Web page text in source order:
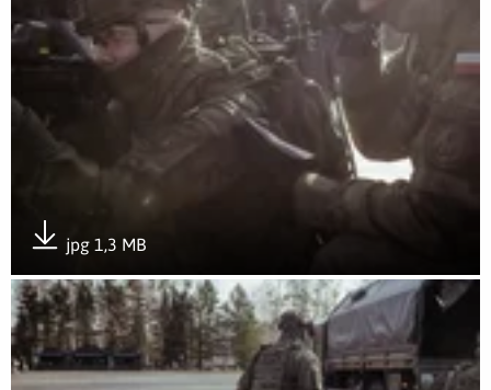
jpg 1,3 MB
Otwórz załącznik Sympozjum wojsk obrony terytorialnej z